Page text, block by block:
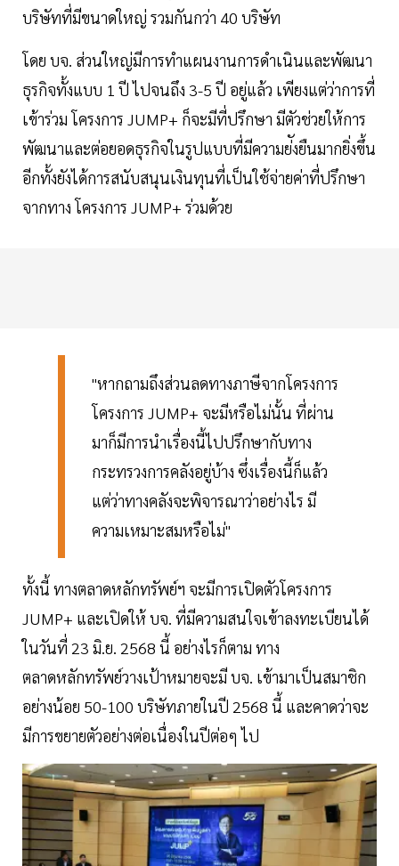
บริษัทที่มีขนาดใหญ่ รวมกันกว่า 40 บริษัท
โดย บจ. ส่วนใหญ่มีการทำแผนงานการดำเนินและพัฒนา
ธุรกิจทั้งแบบ 1 ปี ไปจนถึง 3-5 ปี อยู่แล้ว เพียงแต่ว่าการที่
เข้าร่วม โครงการ JUMP+ ก็จะมีที่ปรึกษา มีตัวช่วยให้การ
พัฒนาและต่อยอดธุรกิจในรูปแบบที่มีความย่ังยืนมากยิ่งขึ้น
อีกทั้งยังได้การสนับสนุนเงินทุนที่เป็นใช้จ่ายค่าที่ปรึกษา
จากทาง โครงการ JUMP+ ร่วมด้วย
"หากถามถึงส่วนลดทางภาษีจากโครงการ
โครงการ JUMP+ จะมีหรือไม่นั้น ที่ผ่าน
มาก็มีการนำเรื่องนี้ไปปรึกษากับทาง
กระทรวงการคลังอยู่บ้าง ซึ่งเรื่องนี้ก็แล้ว
แต่ว่าทางคลังจะพิจารณาว่าอย่างไร มี
ความเหมาะสมหรือไม่"
ทั้งนี้ ทางตลาดหลักทรัพย์ฯ จะมีการเปิดตัวโครงการ
JUMP+ และเปิดให้ บจ. ที่มีความสนใจเข้าลงทะเบียนได้
ในวันที่ 23 มิ.ย. 2568 นี้ อย่างไรก็ตาม ทาง
ตลาดหลักทรัพย์วางเป้าหมายจะมี บจ. เข้ามาเป็นสมาชิก
อย่างน้อย 50-100 บริษัทภายในปี 2568 นี้ และคาดว่าจะ
มีการขยายตัวอย่างต่อเนื่องในปีต่อๆ ไป